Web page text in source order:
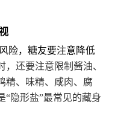
险，糖友要注意降低
，还要注意限制酱油、
精、味精、咸肉、腐
“隐形盐”最常见的藏身